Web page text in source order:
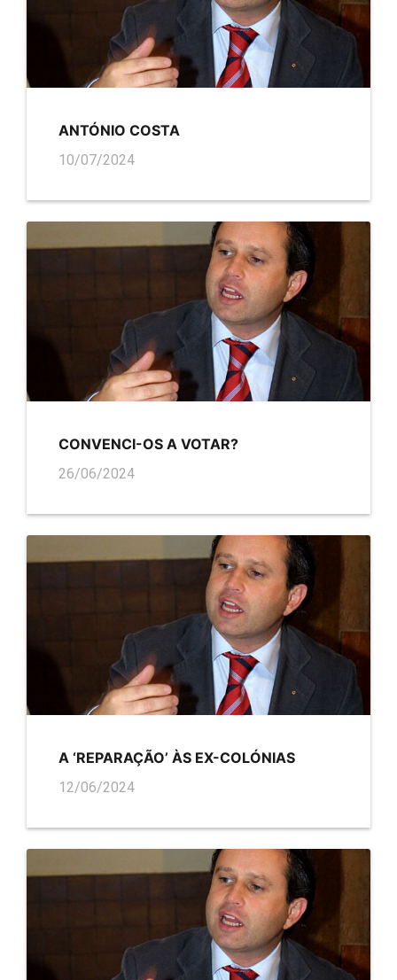
ANTÓNIO COSTA
10/07/2024
CONVENCI-OS A VOTAR?
26/06/2024
A ‘REPARAÇÃO’ ÀS EX-COLÓNIAS
12/06/2024